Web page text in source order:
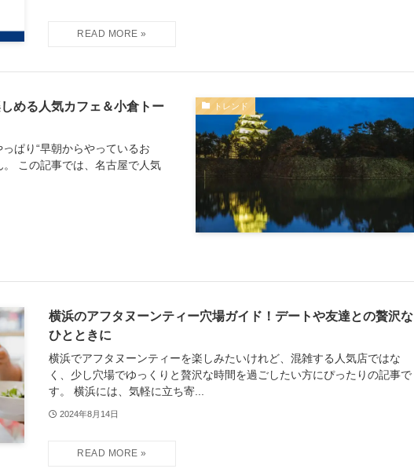
トレンド
める人気カフェ＆小倉トー
ぱり“早朝からやっているお
。 この記事では、名古屋で人気
横浜のアフタヌーンティー穴場ガイド！デートや友達との贅沢な
ひとときに
横浜でアフタヌーンティーを楽しみたいけれど、混雑する人気店ではな
く、少し穴場でゆっくりと贅沢な時間を過ごしたい方にぴったりの記事で
す。 横浜には、気軽に立ち寄...
2024年8月14日